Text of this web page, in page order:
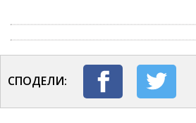
СПОДЕЛИ: